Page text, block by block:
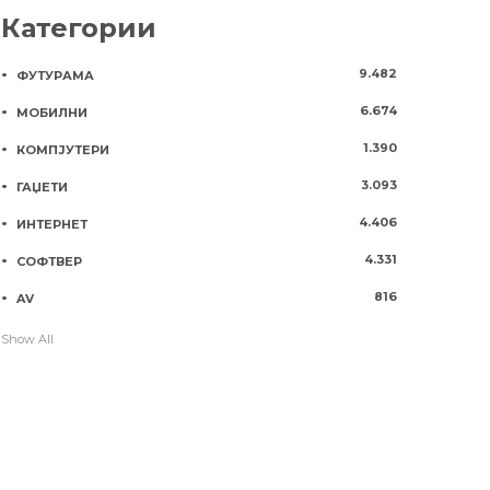
Категории
ФУТУРАМА 9.482
МОБИЛНИ 6.674
КОМПЈУТЕРИ 1.390
ГАЏЕТИ 3.093
ИНТЕРНЕТ 4.406
СОФТВЕР 4.331
AV 816
Show All